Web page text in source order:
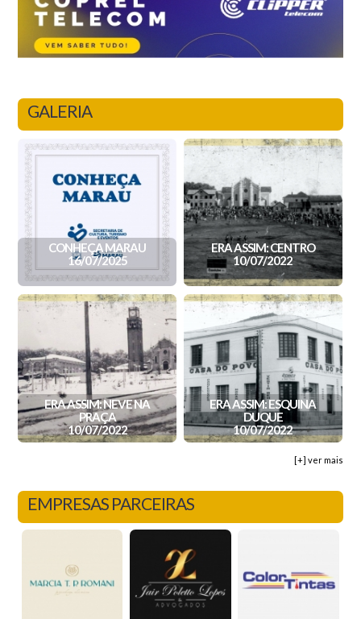
GALERIA
CONHEÇA MARAU
16/07/2025
ERA ASSIM: CENTRO
10/07/2022
ERA ASSIM: NEVE NA
PRAÇA
10/07/2022
ERA ASSIM: ESQUINA
DUQUE
10/07/2022
[+] ver mais
EMPRESAS PARCEIRAS